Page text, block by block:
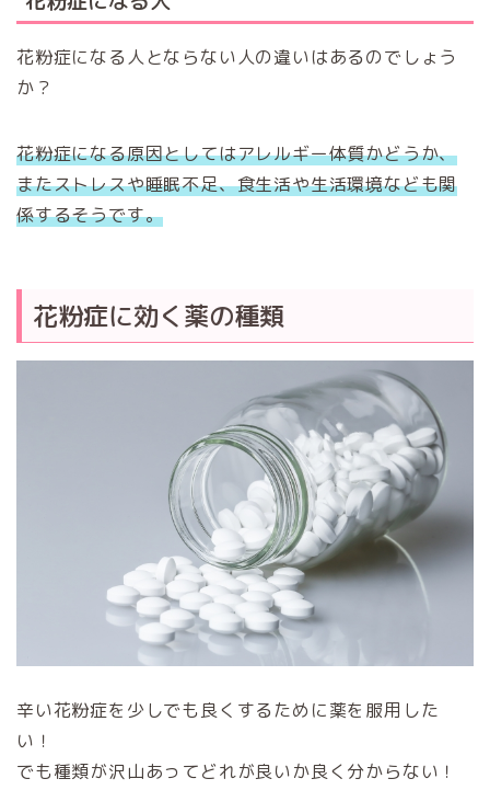
花粉症になる人とならない人の違いはあるのでしょう
か？
花粉症になる原因としてはアレルギー体質かどうか、
またストレスや睡眠不足、食生活や生活環境なども関
係するそうです。
花粉症に効く薬の種類
辛い花粉症を少しでも良くするために薬を服用した
い！
でも種類が沢山あってどれが良いか良く分からない！